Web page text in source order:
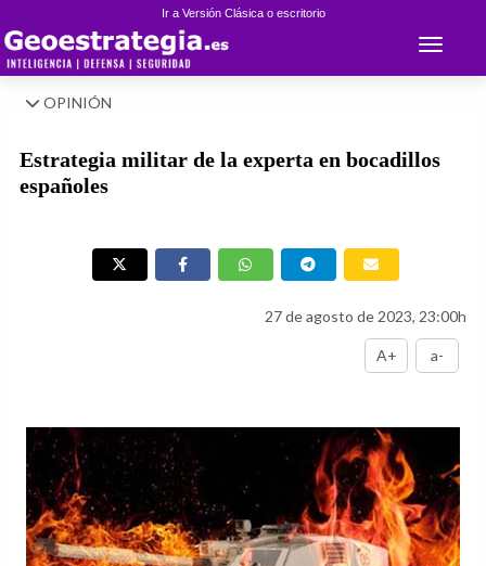
Ir a Versión Clásica o escritorio
Toggle
OPINIÓN
Estrategia militar de la experta en bocadillos
españoles
27 de agosto de 2023, 23:00h
A+ a-